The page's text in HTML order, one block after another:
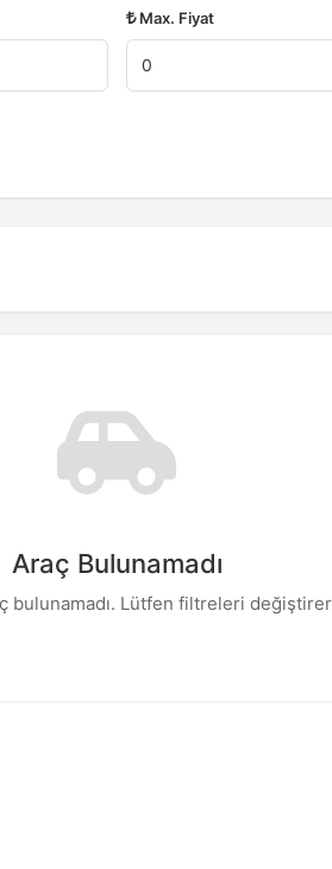
Max. Fiyat
Araç Bulunamadı
bulunamadı. Lütfen filtreleri